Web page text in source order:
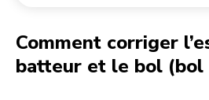
Comment corriger
batteur et le bol (bol